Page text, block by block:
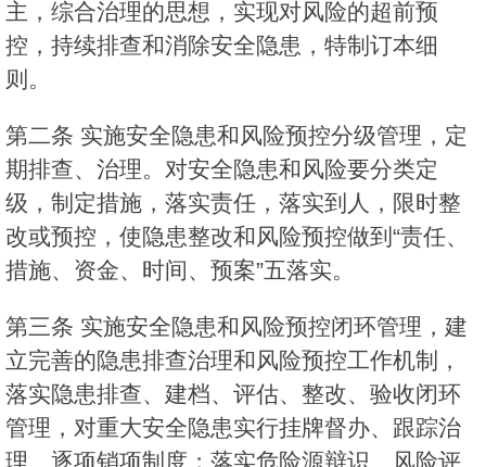
主，综合治理的思想，实现对风险的超前预
控，持续排查和消除安全隐患，特制订本细
则。
第二条 实施安全隐患和风险预控分级管理，定
期排查、治理。对安全隐患和风险要分类定
级，制定措施，落实责任，落实到人，限时整
改或预控，使隐患整改和风险预控做到“责任、
措施、资金、时间、预案”五落实。
第三条 实施安全隐患和风险预控闭环管理，建
立完善的隐患排查治理和风险预控工作机制，
落实隐患排查、建档、评估、整改、验收闭环
管理，对重大安全隐患实行挂牌督办、跟踪治
理、逐项销项制度；落实危险源辩识、风险评